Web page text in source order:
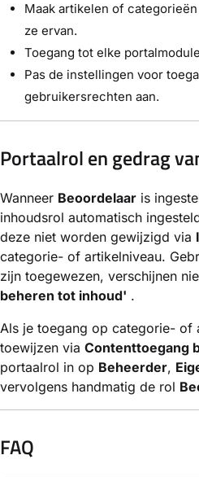
Maak artikelen of
ze ervan.
Toegang tot elke
Pas de instellingen voor
gebruikersrechten aan.
Portaalrol en gedrag
Wanneer Beoordelaar is
inhoudsrol automatisch
deze niet worden gewijzigd via
categorie- of artikelniveau.
zijn toegewezen, verschijnen
beheren tot inhoud' .
Als je toegang op categorie- of
toewijzen via Contenttoegang
portaalrol in op Beheerder,
vervolgens handmatig de rol
FAQ